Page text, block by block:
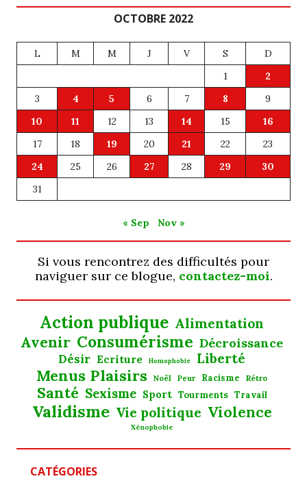
OCTOBRE 2022
L M M J V S
D
1
2
3
4 5 6 7 8
9
10
11 12 13 14 15
16
17
18 19 20 21 22
23
24
25 26 27 28 29
30
31
« Sep Nov »
Si vous rencontrez des difficultés pour
naviguer sur ce blogue, contactez-moi.
Action publique Alimentation
Avenir Consumérisme Décroissance
Désir Ecriture Homophobie Liberté
Menus Plaisirs Noël Peur Racisme Rétro
Santé Sexisme Sport Tourments Travail
Validisme Vie politique Violence
Xénophobie
CATÉGORIES